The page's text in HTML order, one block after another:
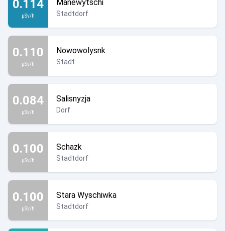
0.114
µSv/h
Manewytschi
Stadtdorf
0.110
µSv/h
Nowowolysnk
Stadt
0.084
µSv/h
Salisnyzja
Dorf
0.100
µSv/h
Schazk
Stadtdorf
0.100
µSv/h
Stara Wyschiwka
Stadtdorf